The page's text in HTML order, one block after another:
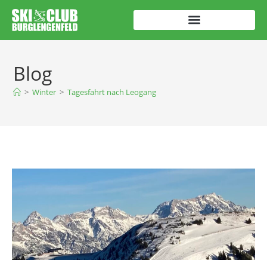
Blog
> Winter > Tagesfahrt nach Leogang